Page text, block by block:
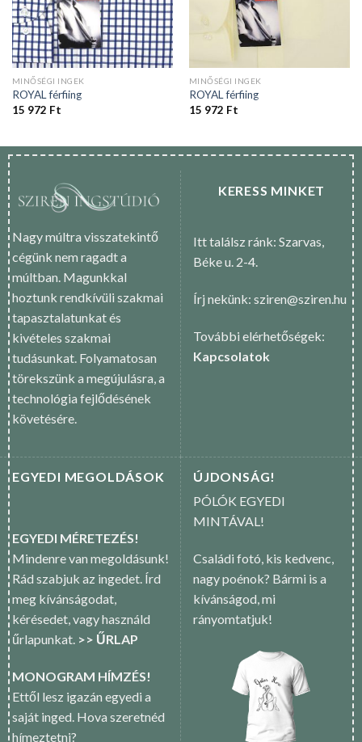
MINŐSÉGI INGEK
ROYAL férfiing
15 972 Ft
MINŐSÉGI INGEK
ROYAL férfiing
15 972 Ft
Nagy múltra visszatekintő
cégünk nem ragadt a
múltban. Magunkkal
hoztunk rendkívüli szakmai
tapasztalatunkat és
kivételes szakmai
tudásunkat. Folyamatosan
törekszünk a megújulásra, a
technológia fejlődésének
követésére.
KERESS MINKET
Itt találsz ránk: Szarvas,
Béke u. 2-4.
Írj nekünk: sziren@sziren.hu
További elérhetőségek:
Kapcsolatok
EGYEDI MEGOLDÁSOK
EGYEDI MÉRETEZÉS!
Mindenre van megoldásunk!
Rád szabjuk az ingedet. Írd
meg kívánságodat,
kérésedet, vagy használd
űrlapunkat. >> ŰRLAP
MONOGRAM HÍMZÉS!
Ettől lesz igazán egyedi a
saját inged. Hova szeretnéd
hímeztetni?
ÚJDONSÁG!
PÓLÓK EGYEDI
MINTÁVAL!
Családi fotó, kis kedvenc,
nagy poénok? Bármi is a
kívánságod, mi
rányomtatjuk!